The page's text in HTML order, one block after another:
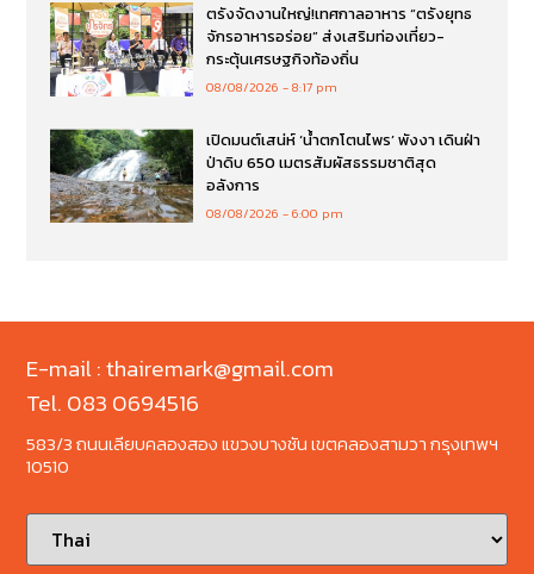
ตรังจัดงานใหญ่!เทศกาลอาหาร “ตรังยุทธ
จักรอาหารอร่อย” ส่งเสริมท่องเที่ยว-
กระตุ้นเศรษฐกิจท้องถิ่น
08/08/2026 8:17 pm
เปิดมนต์เสน่ห์ ‘น้ำตกโตนไพร’ พังงา เดินฝ่า
ป่าดิบ 650 เมตรสัมผัสธรรมชาติสุด
อลังการ
08/08/2026 6:00 pm
E-mail : thairemark@gmail.com
Tel. 083 0694516
583/3 ถนนเลียบคลองสอง แขวงบางชัน เขตคลองสามวา กรุงเทพฯ
10510